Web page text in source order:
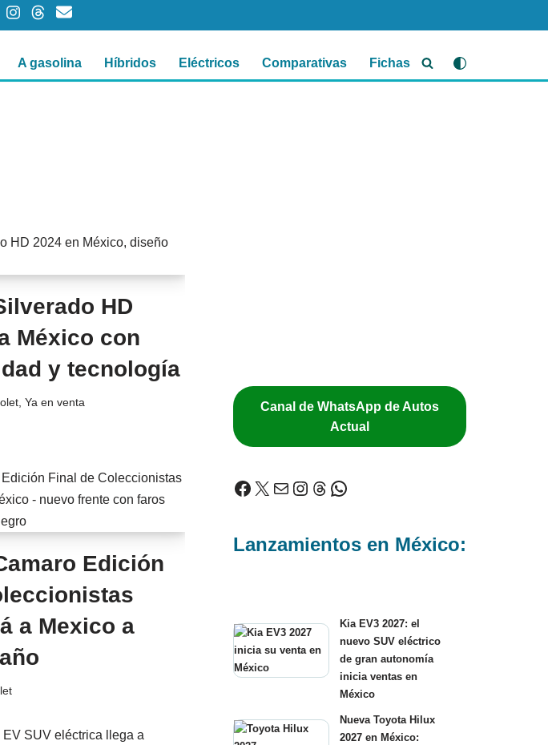
A gasolina Híbridos Eléctricos Comparativas Fichas
HD
México con
y tecnología
, Ya en venta
Edición
a Mexico a
Canal de WhatsApp de Autos
Actual
Lanzamientos en México:
Kia EV3 2027: el
nuevo SUV eléctrico
de gran autonomía
inicia ventas en
México
Nueva Toyota Hilux
2027 en México: